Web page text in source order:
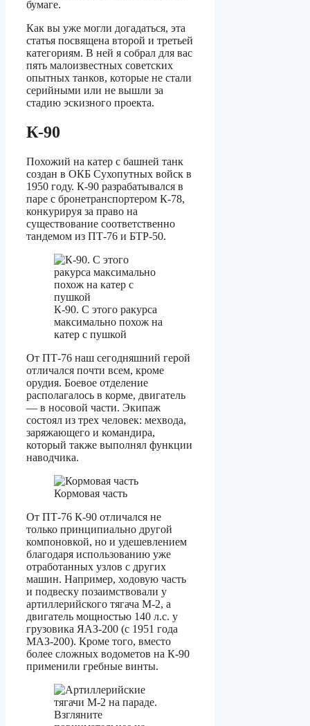
бумаге.
Как вы уже могли догадаться, эта
статья посвящена второй и третьей
категориям. В ней я собрал для вас
пять малоизвестных советских
опытных танков, которые не стали
серийными или не вышли за
стадию эскизного проекта.
К-90
Похожий на катер с башней танк
создан в ОКБ Сухопутных войск в
1950 году. К-90 разрабатывался в
паре с бронетранспортером К-78,
конкурируя за право на
существование соответственно
тандемом из ПТ-76 и БТР-50.
К-90. С этого ракурса
максимально похож на
катер с пушкой
От ПТ-76 наш сегодняшний герой
отличался почти всем, кроме
орудия. Боевое отделение
располагалось в корме, двигатель
— в носовой части. Экипаж
состоял из трех человек: мехвода,
заряжающего и командира,
который также выполнял функции
наводчика.
Кормовая часть
От ПТ-76 К-90 отличался не
только принципиально другой
компоновкой, но и удешевлением
благодаря использованию уже
отработанных узлов с других
машин. Например, ходовую часть
и подвеску позаимствовали у
артиллерийского тягача М-2, а
двигатель мощностью 140 л.с. у
грузовика ЯАЗ-200 (с 1951 года
МАЗ-200). Кроме того, вместо
более сложных водометов на К-90
применили гребные винты.